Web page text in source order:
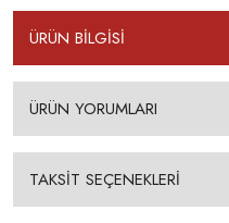
ÜRÜN BİLGİSİ
ÜRÜN YORUMLARI
TAKSİT SEÇENEKLERİ